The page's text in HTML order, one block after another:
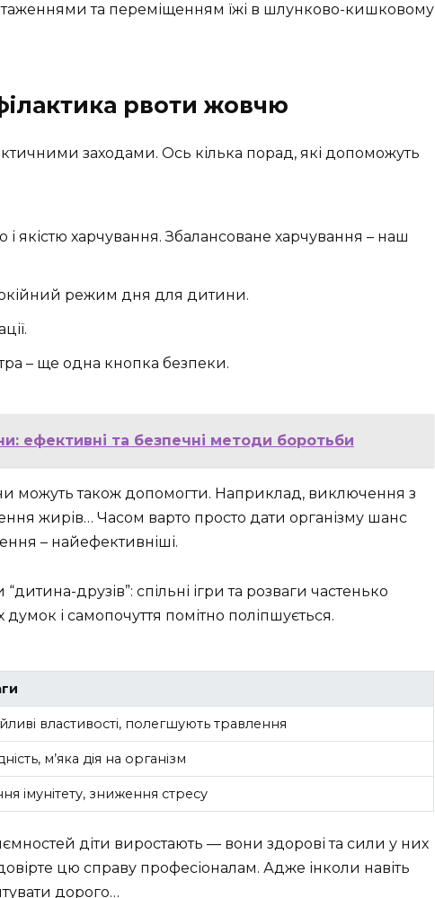
та переміщенням їжі в шлунково-кишковому
рвоти жовчю
заходами. Ось кілька порад, які допоможуть
і якістю харчування. Збалансоване харчування – наш
режим дня для дитини.
– ще одна кнопка безпеки.
ефективні та безпечні методи боротьби
можуть також допомогти. Наприклад, виключення з
жирів… Часом варто просто дати організму шанс
– найефективніші.
друзів”: спільні ігри та розваги частенько
і самопочуття помітно поліпшується.
властивості, полегшують травлення
м’яка дія на організм
імунітету, зниження стресу
діти виростають — вони здорові та сили у них
цю справу професіоналам. Адже інколи навіть
дорого…